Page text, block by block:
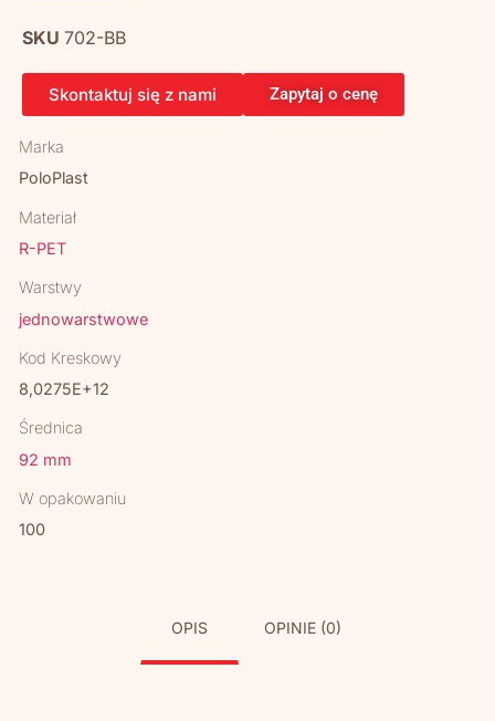
SKU 702-BB
Skontaktuj się z nami Zapytaj o cenę
Marka
PoloPlast
Materiał
R-PET
Warstwy
jednowarstwowe
Kod Kreskowy
8,0275E+12
Średnica
92 mm
W opakowaniu
100
OPIS OPINIE (0)